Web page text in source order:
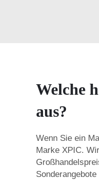
Welche
aus?
Wenn Sie ein
Marke XPIC.